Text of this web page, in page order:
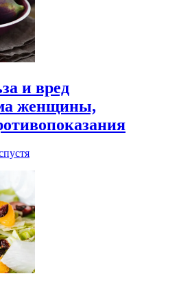
и вред
женщины,